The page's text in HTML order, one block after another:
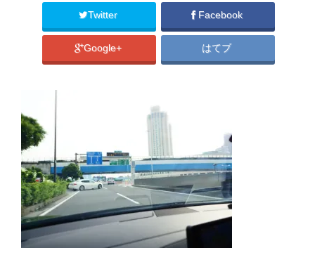
Twitter Facebook
Google+ はてブ